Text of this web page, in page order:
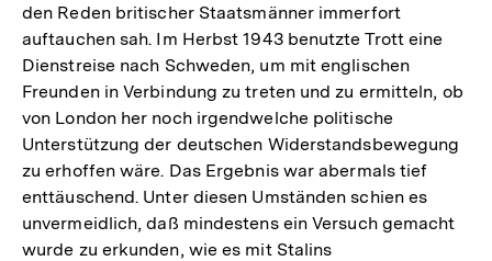
den Reden britischer Staatsmänner immerfort
auftauchen sah. Im Herbst 1943 benutzte Trott eine
Dienstreise nach Schweden, um mit englischen
Freunden in Verbindung zu treten und zu ermitteln, ob
von London her noch irgendwelche politische
Unterstützung der deutschen Widerstandsbewegung
zu erhoffen wäre. Das Ergebnis war abermals tief
enttäuschend. Unter diesen Umständen schien es
unvermeidlich, daß mindestens ein Versuch gemacht
wurde zu erkunden, wie es mit Stalins